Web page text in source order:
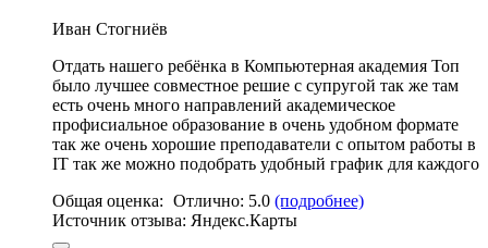
Иван Стогниëв
Отдать нашего ребёнка в Компьютерная академия Топ
было лучшее совместное решие с супругой так же там
есть очень много направлений академическое
профисиальное образование в очень удобном формате
так же очень хорошие преподаватели с опытом работы в
IT так же можно подобрать удобный график для каждого
Общая оценка: Отлично: 5.0 (подробнее)
Источник отзыва: Яндекс.Карты